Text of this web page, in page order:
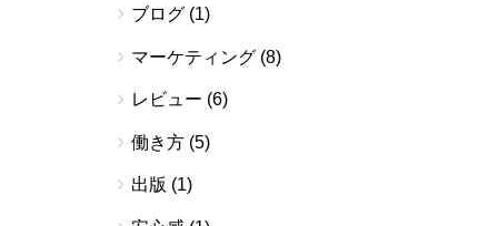
ブログ(1)
マーケティング(8)
レビュー (6)
働き方(5)
出版 (1)